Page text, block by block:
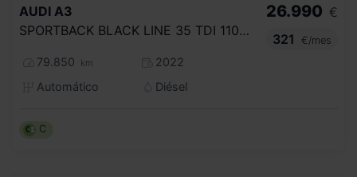
AUDI A3
SPORTBACK BLACK LINE 35 TDI 110KW S TRON
79.850 km
2022
Automático
Diésel
26.990 €
321
€/mes
C